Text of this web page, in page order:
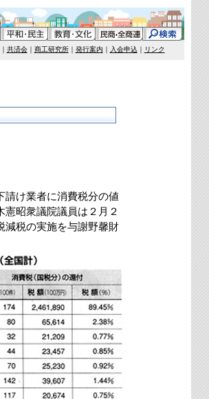
｜ 共済会｜ 商工研究所｜ 発行案内 ｜ 入会申込 ｜ リンク
け業者に消費税分の値
昭衆議院議員は２月２
減税の実施を与謝野馨財